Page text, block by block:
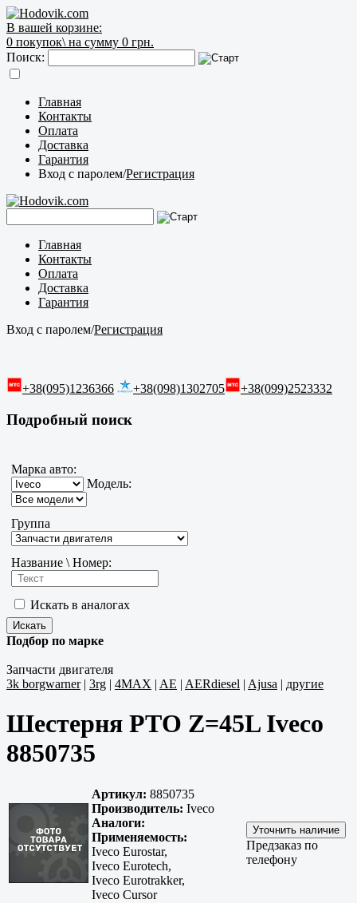
В вашей корзине:
0 покупок\ на сумму 0 грн.
Поиск:
Главная
Контакты
Оплата
Доставка
Гарантия
Вход с паролем/Регистрация
Главная
Контакты
Оплата
Доставка
Гарантия
Вход с паролем/Регистрация
+38(095)1236366 +38(098)1302705 +38(099)2523332
Подробный поиск
Марка авто:
Модель:
Группа
Название \ Номер:
Искать в аналогах
Подбор по марке
Запчасти двигателя
3k borgwarner| 3rg | 4MAX | AE | AERdiesel | Ajusa | другие
Шестерня РТО Z=45L Iveco
8850735
Артикул: 8850735
Производитель: Iveco
Аналоги:
Применяемость:
Iveco Eurostar,
Iveco Eurotech,
Iveco Eurotrakker,
Iveco Cursor
Предзаказ по
телефону